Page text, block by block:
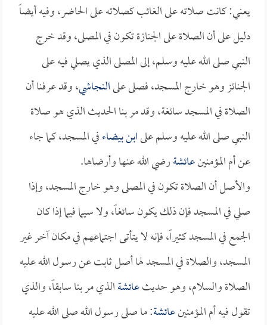
يعني: كانت صلاته على الغائب كصلاته على الحاضر، وفيه أيضاً
دليل على أن الصلاة على الجنازة تكون في المصلى، وقد خرج
النبي صلى الله عليه وسلم، إلى المصلى الذي يصلي فيه على
الجنائز وهو خارج المسجد، فصلى علىالنجاشي، وقد عرفنا أن
الصلاة في المسجد سائغة، وقد مر بنا الحديث الذي هو صلاة
النبي صلى الله عليه وسلم علىابن بيضاءفي المسجد، كما جاء
عن أم المؤمنينعائشةرضي الله عنها وأرضاها.
والأصل أن الصلاة تكون في المصلى وهو خارج المسجد، وإذا
صلي في المسجد فإن ذلك يكون سائغاً، ولا سيما فيما إذا كان
الجمع في المسجد كثيراً، فإنه لا يتأتى اجتماعهم في مكان آخر غير
المسجد، والصلاة في المسجد لها أصل ثابت عن رسول الله عليه
الصلاة والسلام، وهو حديثعائشةالذي مر بنا سابقاً، والذي
تقول فيه أم المؤمنينعائشة: ما صلى رسول الله صلى الله عليه